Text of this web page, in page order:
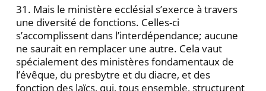
31. Mais le ministère ecclésial s’exerce à travers
une diversité de fonctions. Celles-ci
s’accomplissent dans l’interdépendance; aucune
ne saurait en remplacer une autre. Cela vaut
spécialement des ministères fondamentaux de
l’évêque, du presbytre et du diacre, et des
fonction des laïcs, qui, tous ensemble, structurent